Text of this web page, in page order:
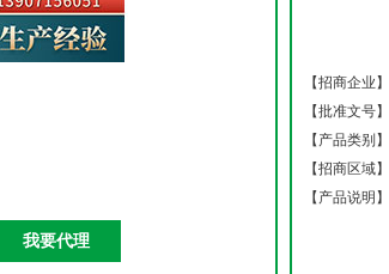
我要代理
【招商企业】
【批准文号】
【产品类别】
【招商区域】
【产品说明】